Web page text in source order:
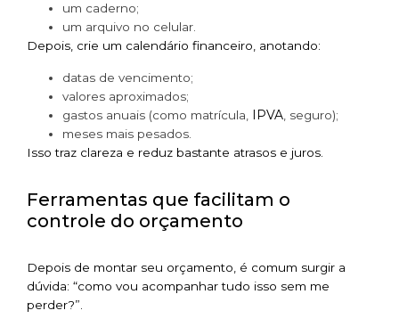
um caderno;
um arquivo no celular.
Depois, crie um calendário financeiro, anotando:
datas de vencimento;
valores aproximados;
gastos anuais (como matrícula, IPVA , seguro);
meses mais pesados.
Isso traz clareza e reduz bastante atrasos e juros.
Ferramentas que facilitam o
controle do orçamento
Depois de montar seu orçamento, é comum surgir a
dúvida: “como vou acompanhar tudo isso sem me
perder?”.